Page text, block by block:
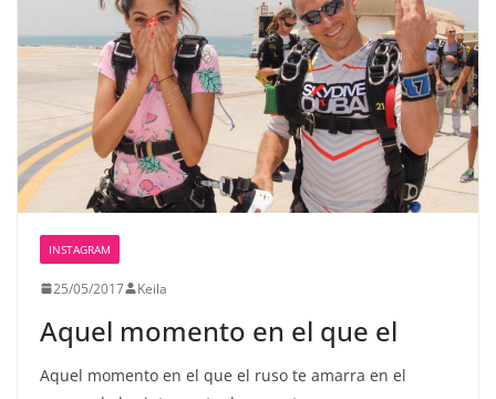
INSTAGRAM
25/05/2017 Keila
Aquel momento en el que el
Aquel momento en el que el ruso te amarra en el